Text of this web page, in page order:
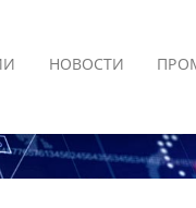
НОВОСТИ